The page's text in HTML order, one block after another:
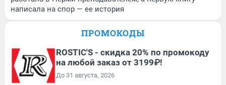
написала на спор — ее история
ПРОМОКОДЫ
ROSTIC'S - скидка 20% по промокоду
на любой заказ от 3199₽!
До 31 августа, 2026